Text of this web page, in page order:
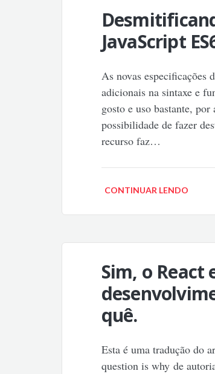
JavaScript
As novas especificações
adicionais na sintaxe e
gosto e uso bastante,
possibilidade de fazer
recurso faz…
CONTINUAR LENDO
Sim, o
quê.
Esta é uma tradução do
question is why de